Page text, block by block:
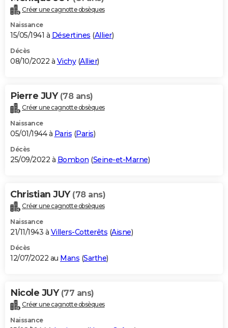
Créer une cagnotte obsèques
Naissance
15/05/1941 à Désertines (Allier)
Décès
08/10/2022 à Vichy(Allier)
Pierre JUY (78 ans)
Créer une cagnotte obsèques
Naissance
05/01/1944 à Paris (Paris)
Décès
25/09/2022 à Bombon (Seine-et-Marne)
Christian JUY (78 ans)
Créer une cagnotte obsèques
Naissance
21/11/1943 à Villers-Cotterêts (Aisne)
Décès
12/07/2022 au Mans (Sarthe)
Nicole JUY (77 ans)
Créer une cagnotte obsèques
Naissance